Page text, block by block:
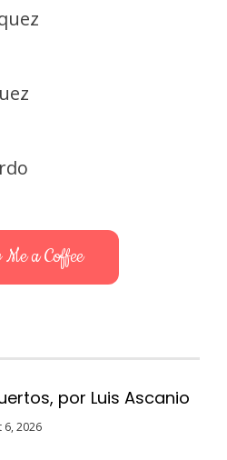
a Coffee
por Luis Ascanio
6, 2026